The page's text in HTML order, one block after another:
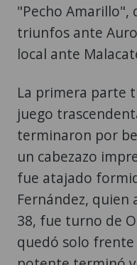
"Pecho Amarillo",
triunfos ante
local ante
La primera parte
juego
terminaron por
un cabezazo
fue atajado
Fernández, quien
38, fue turno de
quedó solo